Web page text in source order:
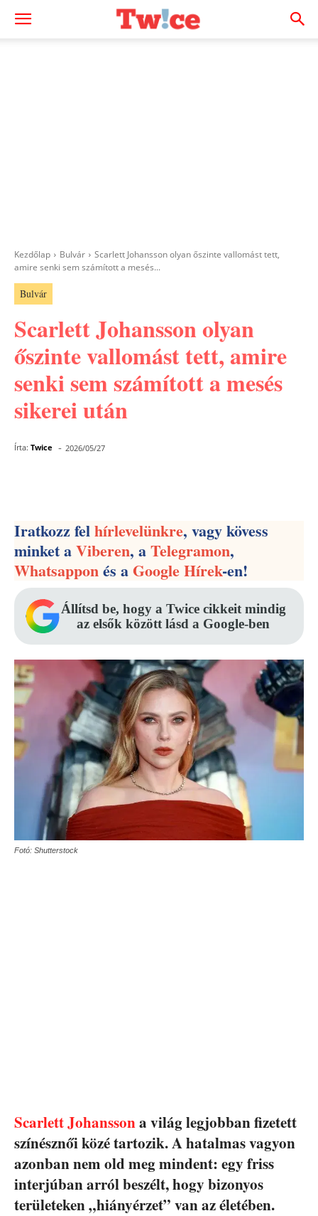
Kezdőlap Bulvár
Scarlett Johansson olyan őszinte vallomást tett,
amire senki sem számított a mesés...
Bulvár
Scarlett Johansson olyan
őszinte vallomást tett, amire
senki sem számított a mesés
sikerei után
Írta: Twice - 2026/05/27
Iratkozz felhírlevelünkre, vagy kövess
minket aViberen, aTelegramon,
Whatsapponés aGoogle Hírek-en!
Állítsd be, hogy a Twice cikkeit mindig
az elsők között lásd a Google-ben
Fotó: Shutterstock
Scarlett Johanssona világ legjobban fizetett
színésznői közé tartozik. A hatalmas vagyon
azonban nem old meg mindent: egy friss
interjúban arról beszélt, hogy bizonyos
területeken „hiányérzet” van az életében.